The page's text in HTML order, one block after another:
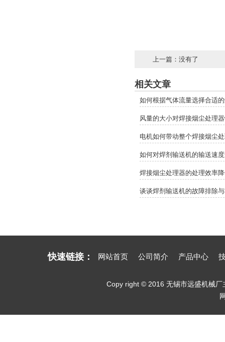
上一篇：没有了
相关文章
如何根据气体流量选择合适
风量的大小对焊接烟尘处理
电机如何带动整个焊接烟尘
如何对焊剂输送机的输送速
焊接烟尘处理器的处理效率
谈谈焊剂输送机的故障排除
快速链接： 网站首页 公司简介 产品中心
Copy right © 2016 无锡市远盛机械